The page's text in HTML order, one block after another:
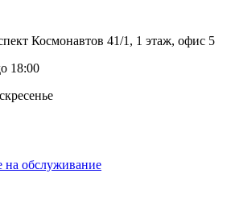
Космонавтов 41/1, 1 этаж, офис 5
18:00
на обслуживание